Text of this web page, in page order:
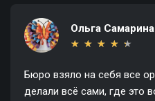
Ольга Самарина
★ ★ ★ ★ ★
★ ★ ★ ★ ★
Бюро взяло на себя все
делали всё сами, где это